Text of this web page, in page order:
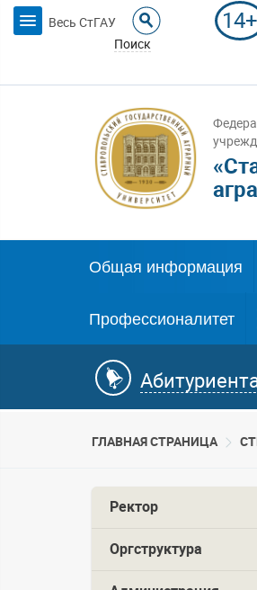
Весь СтГАУ
Поиск
14+
Общая информация
Профессионалитет
ГЛАВНАЯ СТРАНИЦА
Ректор
Оргструктура